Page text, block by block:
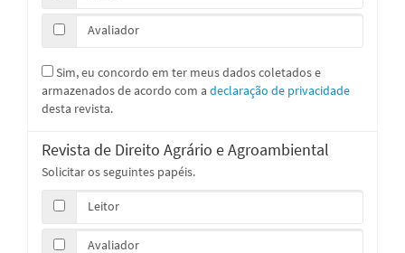
Avaliador
armazenados de acordo com a declaração de privacidade
desta revista.
Revista de Direito Agrário e Agroambiental
Solicitar os seguintes papéis.
Leitor
Avaliador